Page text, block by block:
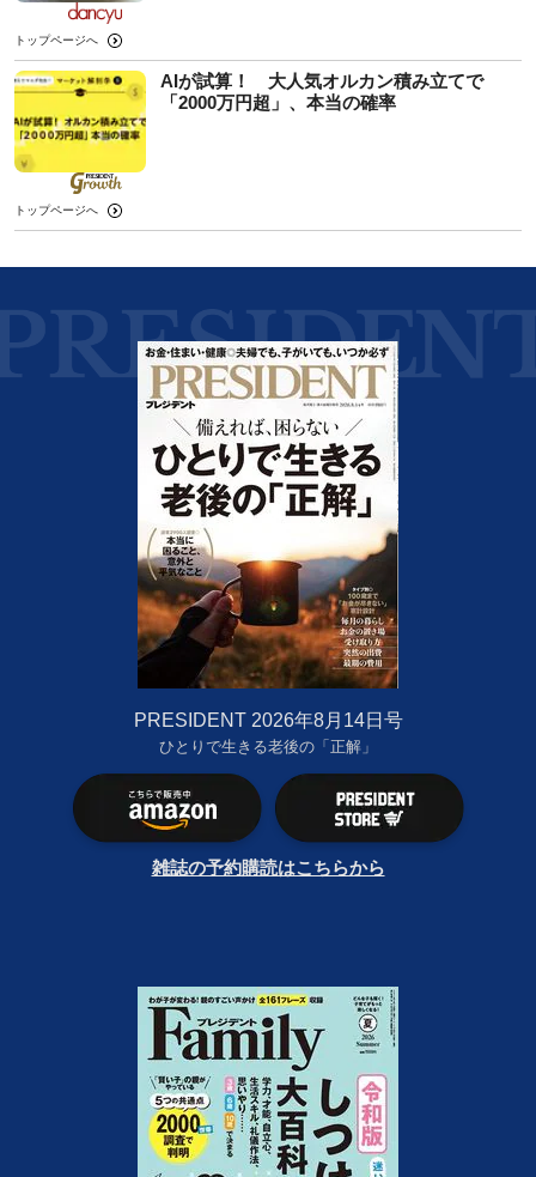
トップページへ
AIが試算！ 大人気オルカン積み立てで
「2000万円超」、本当の確率
トップページへ
PRESIDENT 2026年8月14日号
ひとりで生きる老後の「正解」
雑誌の予約購読はこちらから